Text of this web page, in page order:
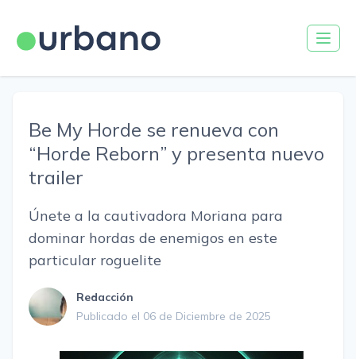
Be My Horde se renueva con
“Horde Reborn” y presenta nuevo
trailer
Únete a la cautivadora Moriana para
dominar hordas de enemigos en este
particular roguelite
Redacción
Publicado el 06 de Diciembre de 2025